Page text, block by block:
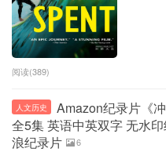
阅读(389)
人文历史
Amazon纪录片《
全5集 英语中英双字 无水
浪纪录片
6